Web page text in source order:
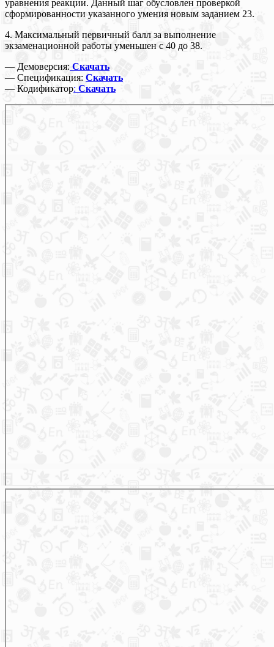
уравнения реакции. Данный шаг обусловлен проверкой
сформированности указанного умения новым заданием 23.
4. Максимальный первичный балл за выполнение
экзаменационной работы уменьшен с 40 до 38.
— Демоверсия: Скачать
— Спецификация: Скачать
— Кодификатор: Скачать